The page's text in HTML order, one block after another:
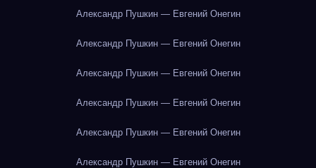
Александр Пушкин — Евгений Онегин
Александр Пушкин — Евгений Онегин
Александр Пушкин — Евгений Онегин
Александр Пушкин — Евгений Онегин
Александр Пушкин — Евгений Онегин
Александр Пушкин — Евгений Онегин